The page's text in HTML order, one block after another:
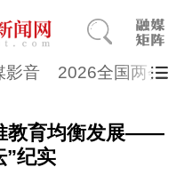
影音 2026全国两会
教育均衡发展——
”纪实